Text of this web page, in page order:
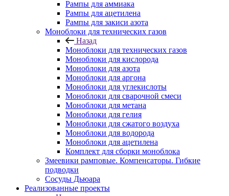
Рампы для аммиака
Рампы для ацетилена
Рампы для закиси азота
Моноблоки для технических газов
Назад
Моноблоки для технических газов
Моноблоки для кислорода
Моноблоки для азота
Моноблоки для аргона
Моноблоки для углекислоты
Моноблоки для сварочной смеси
Моноблоки для метана
Моноблоки для гелия
Моноблоки для сжатого воздуха
Моноблоки для водорода
Моноблоки для ацетилена
Комплект для сборки моноблока
Змеевики рамповые. Компенсаторы. Гибкие
подводки
Сосуды Дьюара
Реализованные проекты